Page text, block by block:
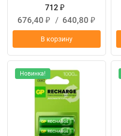
712 ₽
676,40 ₽ / 640,80 ₽
В корзину
Новинка!